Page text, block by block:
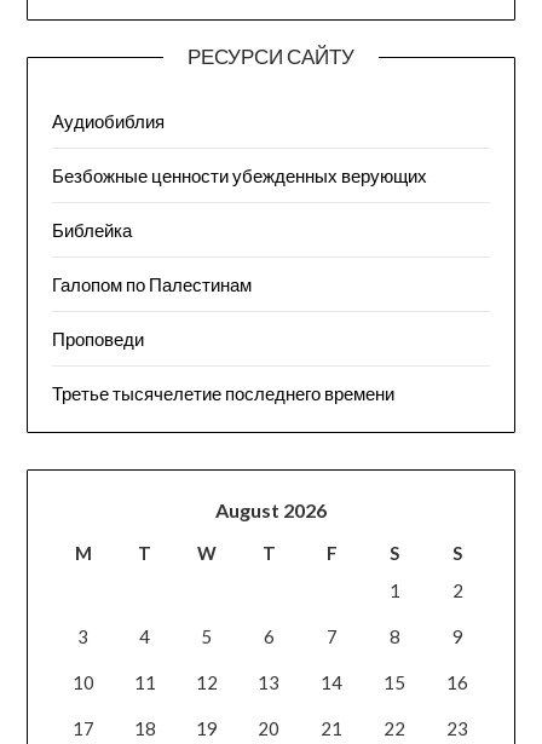
РЕСУРСИ САЙТУ
Аудиобиблия
Безбожные ценности убежденных верующих
Библейка
Галопом по Палестинам
Проповеди
Третье тысячелетие последнего времени
August 2026
M T W T F S
S
1
2
3 4 5 6 7 8 9
10 11 12 13 14 15 16
17 18 19 20 21 22 23